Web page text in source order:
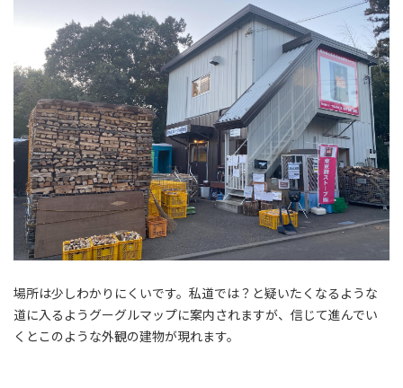
場所は少しわかりにくいです。私道では？と疑いたくなるような
道に入るようグーグルマップに案内されますが、信じて進んでい
くとこのような外観の建物が現れます。